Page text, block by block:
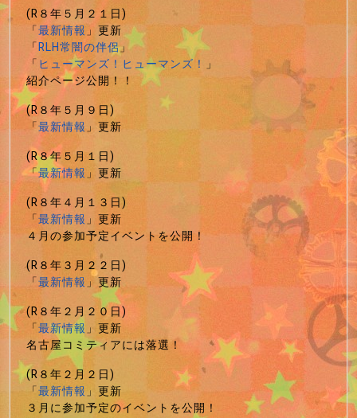
(R８年５月２１日)
「最新情報」更新
「RLH常闇の伴侶」
「ヒューマンズ！ヒューマンズ！ 」
紹介ページ公開！！
(R８年５月９日)
「最新情報」更新
(R８年５月１日)
「最新情報」更新
(R８年４月１３日)
「最新情報」更新
４月の参加予定イベントを公開！
(R８年３月２２日)
「最新情報」更新
(R８年２月２０日)
「最新情報」更新
名古屋コミティアには落選！
(R８年２月２日)
「最新情報」更新
３月に参加予定のイベントを公開！